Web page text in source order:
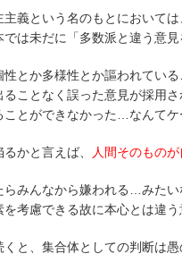
主義という名のもとにおいて
は未だに「多数派と違う意
性とか多様性とか謳われてい
ることなく誤った意見が採用
ことができなかった…なんて
かと言えば、 人間そのもの
らみんなから嫌われる…みた
を考慮できる故に本心とは違
と、集合体としての判断は愚